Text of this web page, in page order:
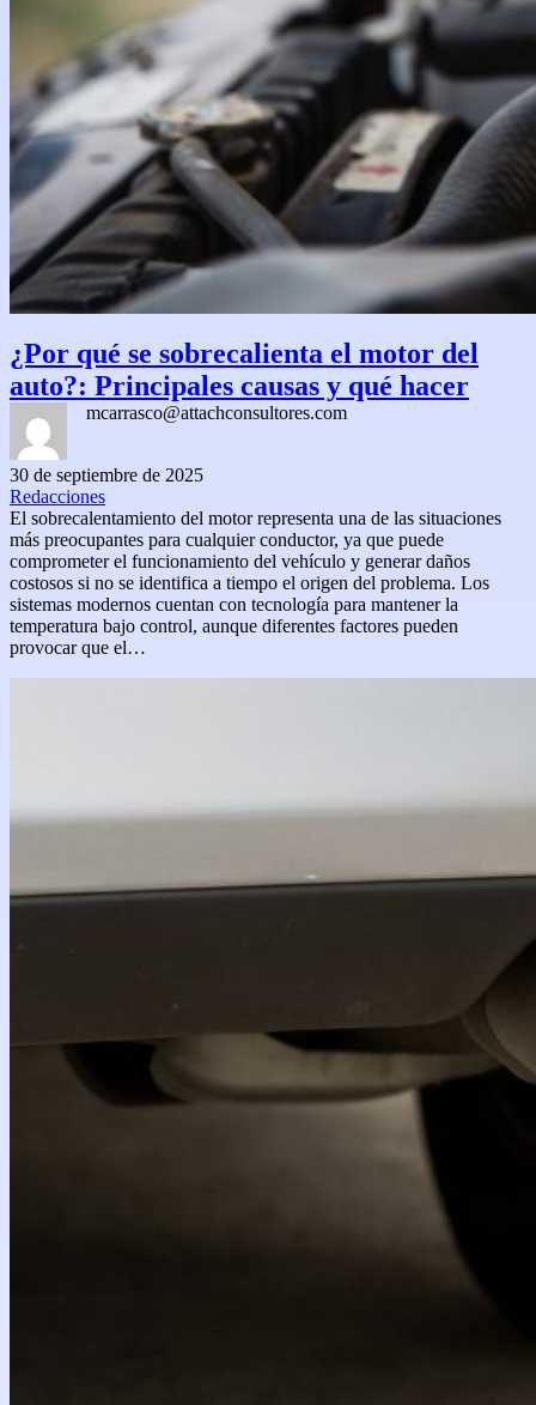
¿Por qué se sobrecalienta el motor del
auto?: Principales causas y qué hacer
mcarrasco@attachconsultores.com
30 de septiembre de 2025
Redacciones
El sobrecalentamiento del motor representa una de las situaciones
más preocupantes para cualquier conductor, ya que puede
comprometer el funcionamiento del vehículo y generar daños
costosos si no se identifica a tiempo el origen del problema. Los
sistemas modernos cuentan con tecnología para mantener la
temperatura bajo control, aunque diferentes factores pueden
provocar que el…